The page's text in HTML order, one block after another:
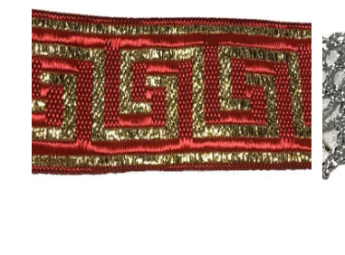
På lager i
lilla, rosa, Ruona